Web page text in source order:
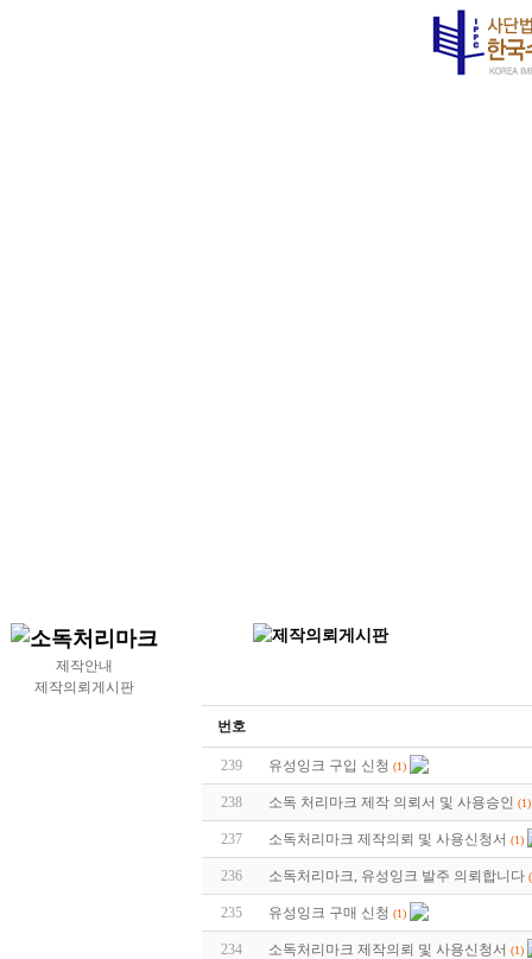
제작안내
제작의뢰게시판
번호
239 유성잉크 구입 신청 (1)
238 소독 처리마크 제작 의뢰서 및 사용승인 (1)
237 소독처리마크 제작의뢰 및 사용신청서 (1)
236 소독처리마크, 유성잉크 발주 의뢰합니다
235 유성잉크 구매 신청 (1)
234 소독처리마크 제작의뢰 및 사용신청서 (1)